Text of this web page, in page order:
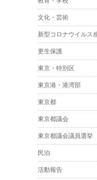
文化・芸術
新型コロナウイルス
更生保護
東京・特別区
東京港・港湾部
東京都
東京都議会
東京都議会議員選挙
民泊
活動報告